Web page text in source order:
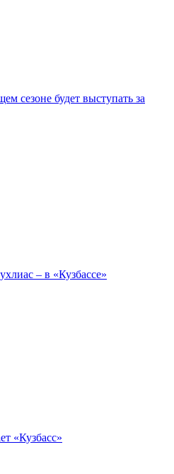
сезоне будет выступать за
– в «Кузбассе»
«Кузбасс»